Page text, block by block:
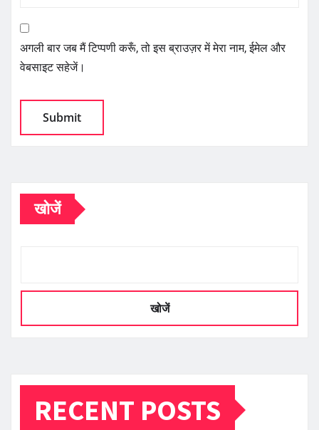
अगली बार जब मैं टिप्पणी करूँ, तो इस ब्राउज़र में मेरा नाम, ईमेल और
वेबसाइट सहेजें।
खोजें
खोजें
RECENT POSTS